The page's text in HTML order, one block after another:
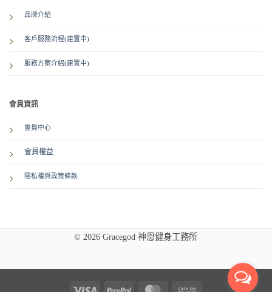
品牌介紹
客戶服務流程(建置中)
服務方案介紹(建置中)
會員資訊
會員中心
會員權益
隱私權與政策條款
© 2026 Gracegod 神恩健身工務所
Visa PayPal MasterCard